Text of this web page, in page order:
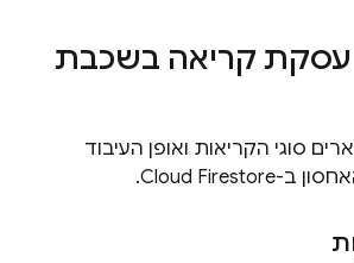
קריאה בשכבת
סוגי הקריאות ואופן העיבוד
ב-Cloud Firestore
.